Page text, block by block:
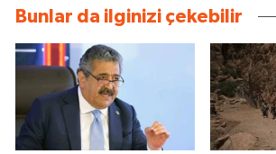
Bunlar da ilginizi çekebilir